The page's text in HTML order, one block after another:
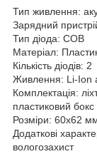
Тип живлення:
Зарядний
Тип діода: COB
Матеріал:
Кількість діодів: 2
Живлення: Li-Ion
Комплектація:
пластиковий бокс
Розміри: 60х62
Додаткові
вологозахист